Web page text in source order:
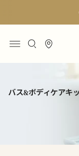
バス&ボディケアキ